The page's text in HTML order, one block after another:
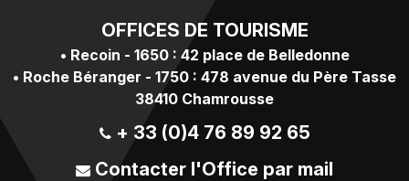
OFFICES DE TOURISME
• Recoin - 1650 : 42 place de Belledonne
• Roche Béranger - 1750 : 478 avenue du Père Tasse
38410 Chamrousse
+ 33 (0)4 76 89 92 65
Contacter l'Office par mail